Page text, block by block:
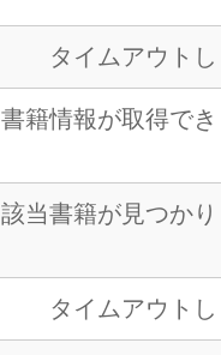
タイムアウト
書籍情報が取得で
該当書籍が見つか
タイムアウト